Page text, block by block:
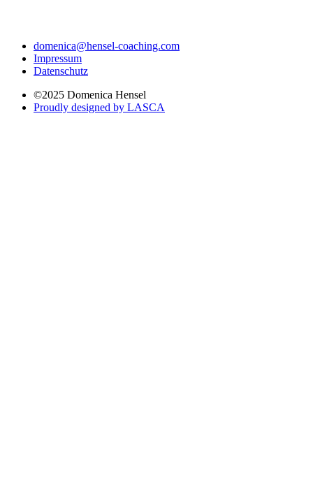
domenica@hensel-coaching.com
Impressum
Datenschutz
©2025 Domenica Hensel
Proudly designed by LASCA